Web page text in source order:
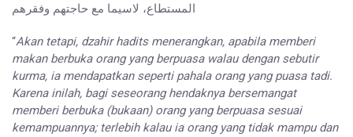
المستطاع، لاسيما مع حاجتهم وفقرهم
“Akan tetapi, dzahir hadits menerangkan, apabila memberi
makan berbuka orang yang berpuasa walau dengan sebutir
kurma, ia mendapatkan seperti pahala orang yang puasa tadi.
Karena inilah, bagi seseorang hendaknya bersemangat
memberi berbuka (bukaan) orang yang berpuasa sesuai
kemampuannya; terlebih kalau ia orang yang tidak mampu dan